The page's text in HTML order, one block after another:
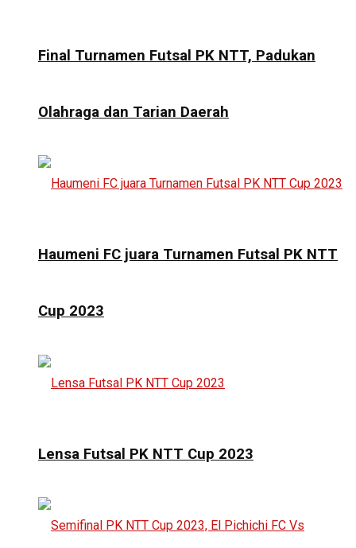
Final Turnamen Futsal PK NTT, Padukan
Olahraga dan Tarian Daerah
Haumeni FC juara Turnamen Futsal PK NTT
Cup 2023
Lensa Futsal PK NTT Cup 2023